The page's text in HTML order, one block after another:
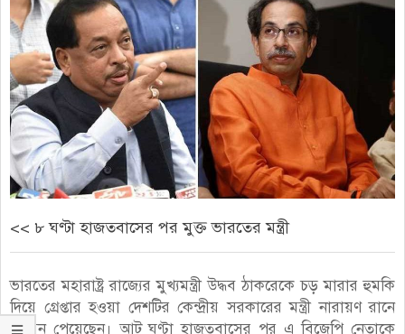
Menu
<< ৮ ঘণ্টা হাজতবাসের পর মুক্ত ভারতের মন্ত্রী
ভারতের মহারাষ্ট্র রাজ্যের মুখ্যমন্ত্রী উদ্ধব ঠাকরেকে চড় মারার হুমকি
দিয়ে গ্রেপ্তার হওয়া দেশটির কেন্দ্রীয় সরকারের মন্ত্রী নারায়ণ রানে
জামিন পেয়েছেন। আট ঘণ্টা হাজতবাসের পর এ বিজেপি নেতাকে